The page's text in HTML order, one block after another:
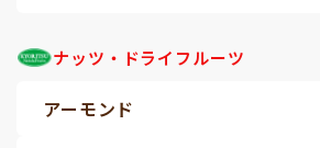
ナッツ・ドライフルーツ
アーモンド